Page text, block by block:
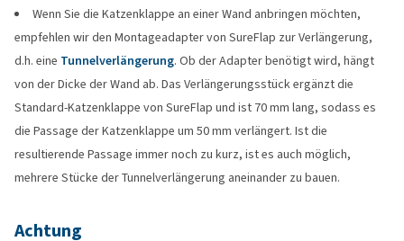
Wenn Sie die Katzenklappe an einer Wand anbringen möchten,
empfehlen wir den Montageadapter von SureFlap zur Verlängerung,
d.h. eine Tunnelverlängerung. Ob der Adapter benötigt wird, hängt
von der Dicke der Wand ab. Das Verlängerungsstück ergänzt die
Standard-Katzenklappe von SureFlap und ist 70 mm lang, sodass es
die Passage der Katzenklappe um 50 mm verlängert. Ist die
resultierende Passage immer noch zu kurz, ist es auch möglich,
mehrere Stücke der Tunnelverlängerung aneinander zu bauen.
Achtung